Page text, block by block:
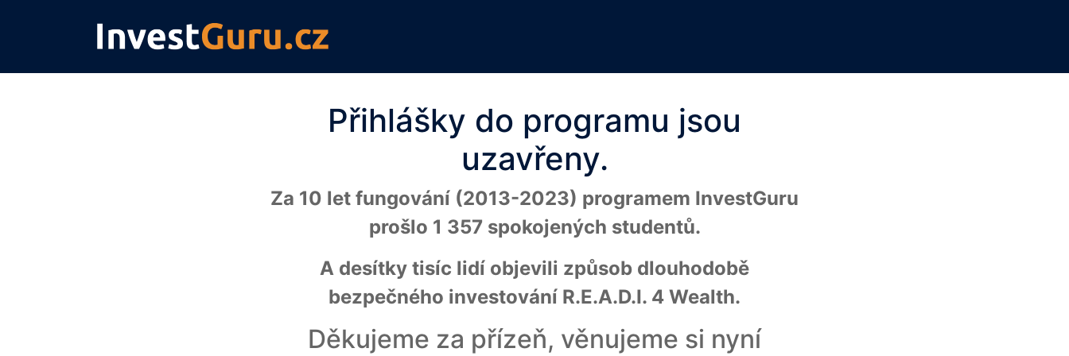
Přihlášky do programu jsou
uzavřeny.
Za 10 let fungování (2013-2023) programem InvestGuru
prošlo 1 357 spokojených studentů.
A desítky tisíc lidí objevili způsob dlouhodobě
bezpečného investování R.E.A.D.I. 4 Wealth.
Děkujeme za přízeň, věnujeme si nyní